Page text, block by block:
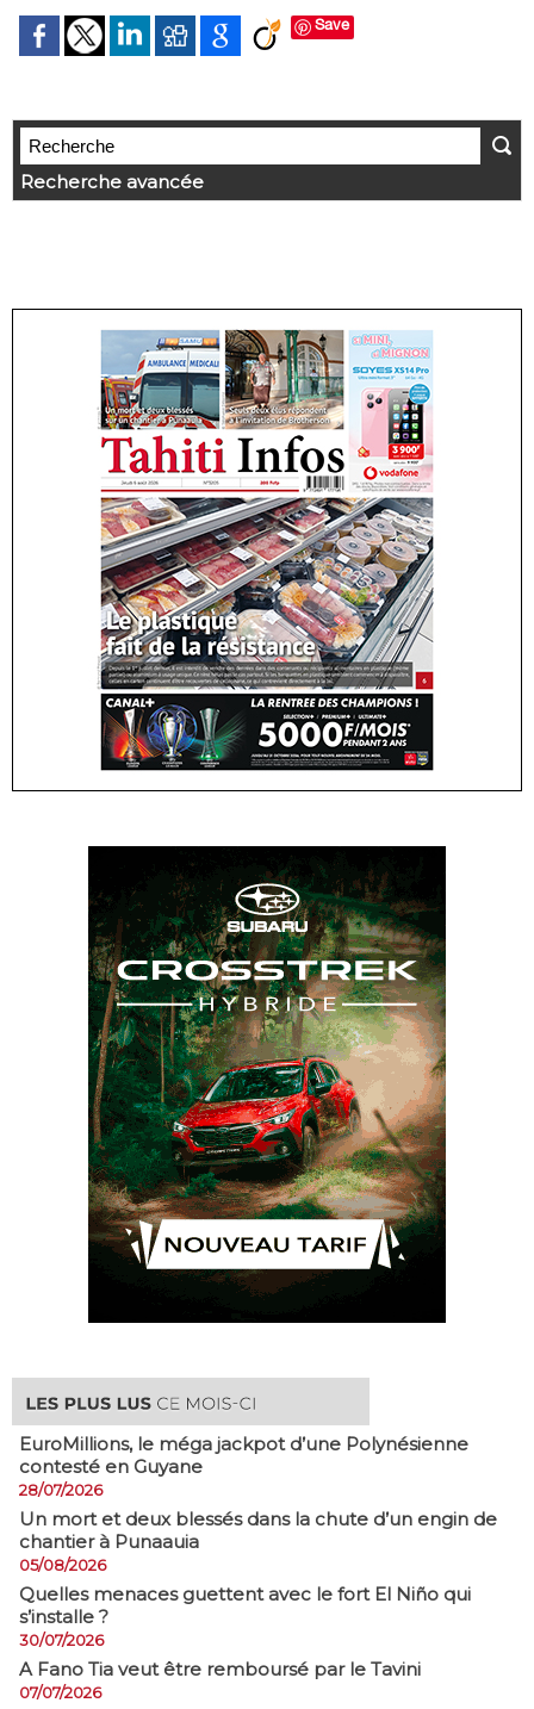
Save
Recherche avancée
EuroMillions, ​le méga jackpot d’une Polynésienne
contesté en Guyane
28/07/2026
​Un mort et deux blessés dans la chute d’un engin de
chantier à Punaauia
05/08/2026
Quelles menaces guettent avec le fort El Niño qui
s’installe ?
30/07/2026
A Fano Tia veut être remboursé par le Tavini
07/07/2026